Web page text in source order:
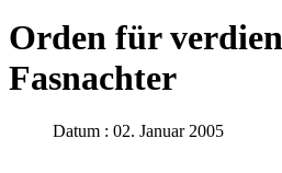
Orden für
Fasnachter
Datum : 02. Januar 2005